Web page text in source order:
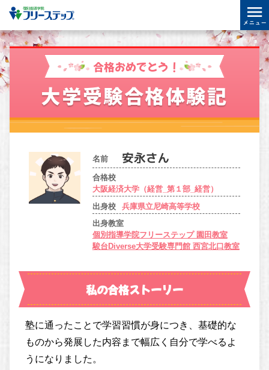
合格おめでとう！
大学受験合格体験記
名前
合格校
大阪経済大学（経営_第１部_経営）
出身校
兵庫県立尼崎高等学校
出身教室
個別指導学院フリーステップ 園田教室
駿台Diverse大学受験専門館 西宮北口教室
私の合格ストーリー
塾に通ったことで学習習慣が身につき、基礎的な
ものから発展した内容まで幅広く自分で学べるよ
うになりました。